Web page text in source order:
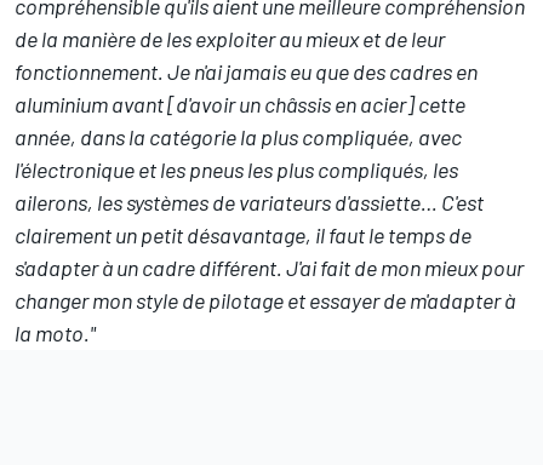
compréhensible qu'ils aient une meilleure compréhension
de la manière de les exploiter au mieux et de leur
fonctionnement. Je n'ai jamais eu que des cadres en
aluminium avant [d'avoir un châssis en acier] cette
année, dans la catégorie la plus compliquée, avec
l'électronique et les pneus les plus compliqués, les
ailerons, les systèmes de variateurs d'assiette… C'est
clairement un petit désavantage, il faut le temps de
s'adapter à un cadre différent. J'ai fait de mon mieux pour
changer mon style de pilotage et essayer de m'adapter à
la moto."